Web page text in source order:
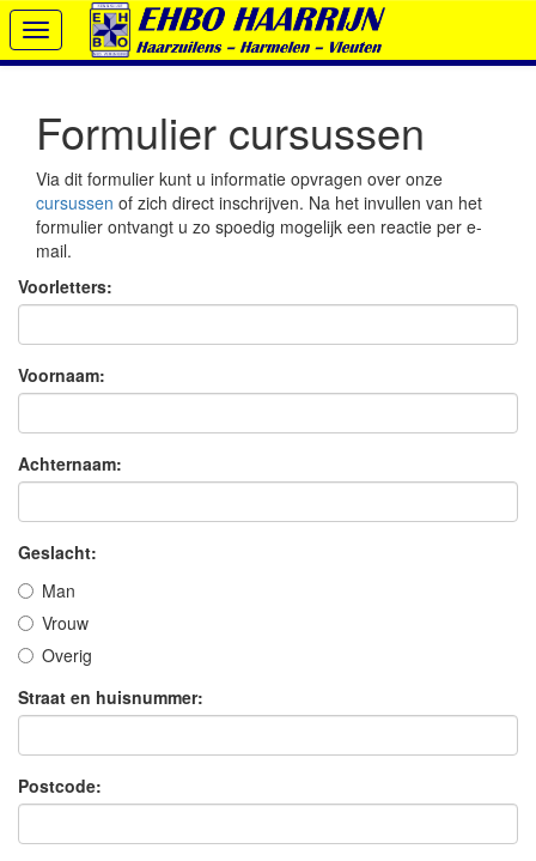
Toggle
navigation
Formulier cursussen
Via dit formulier kunt u informatie opvragen over onze
cursussen of zich direct inschrijven. Na het invullen van het
formulier ontvangt u zo spoedig mogelijk een reactie per e-
mail.
Voorletters:
Voornaam:
Achternaam:
Geslacht:
Man
Vrouw
Overig
Straat en huisnummer:
Postcode: